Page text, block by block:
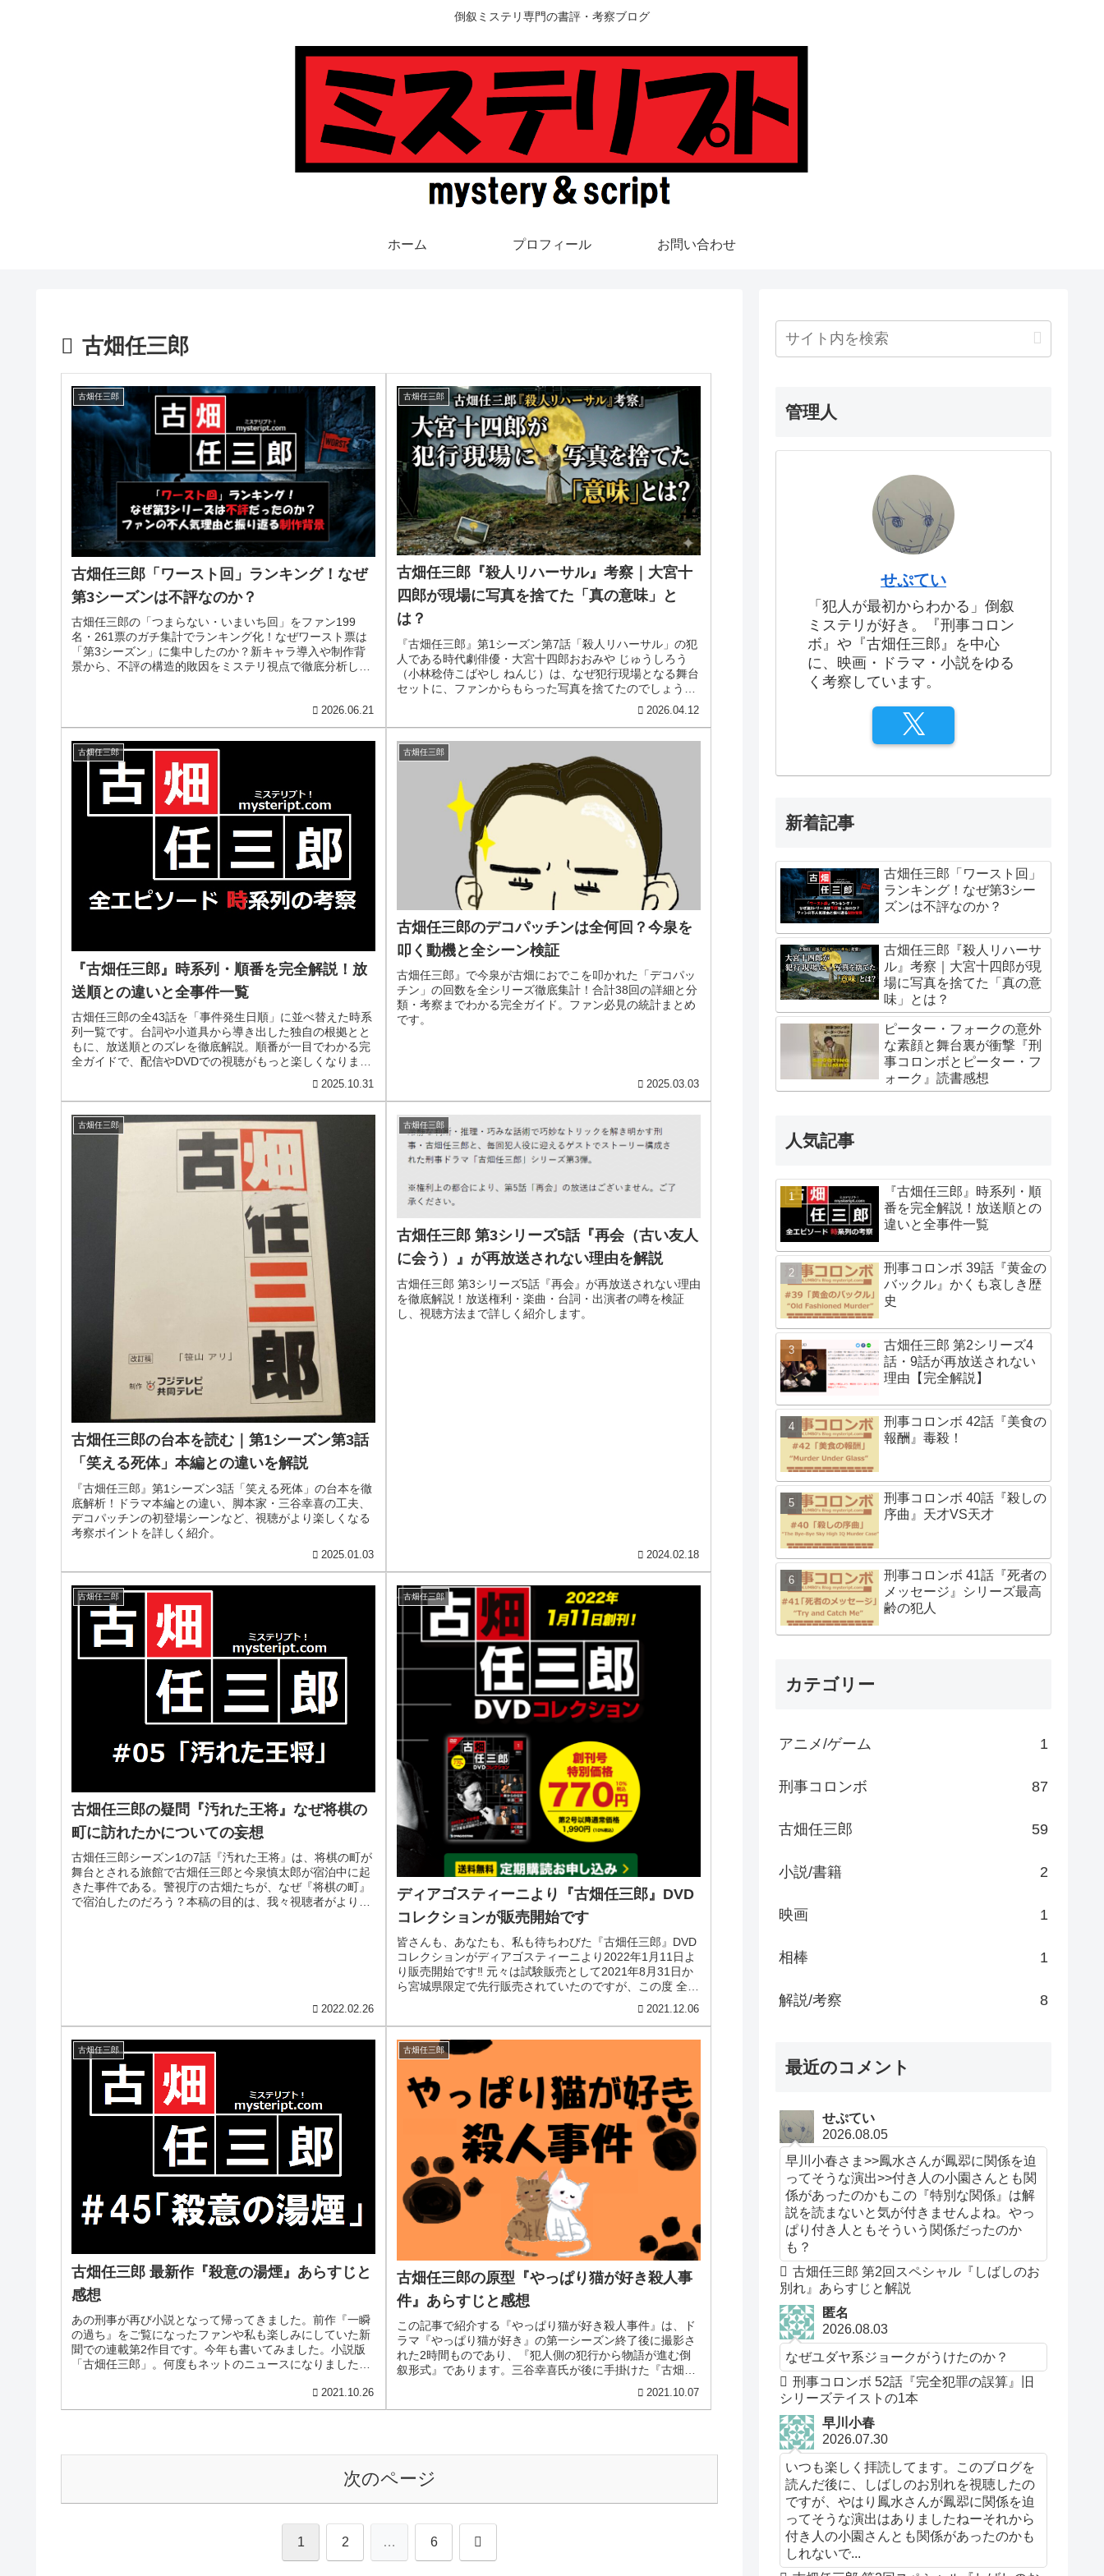
倒叙ミステリ専門の書評・考察ブログ
ホーム プロフィール お問い合わせ
古畑任三郎
古畑任三郎
古畑任三郎「ワースト回」ランキング！なぜ
第3シーズンは不評なのか？
古畑任三郎の「つまらない・いまいち回」をファン199
名・261票のガチ集計でランキング化！なぜワースト票は
「第3シーズン」に集中したのか？新キャラ導入や制作背
景から、不評の構造的敗因をミステリ視点で徹底分析しま
2026.06.21
古畑任三郎
古畑任三郎『殺人リハーサル』考察｜大宮十
四郎が現場に写真を捨てた「真の意味」と
は？
『古畑任三郎』第1シーズン第7話「殺人リハーサル」の犯
人である時代劇俳優・大宮十四郎おおみや じゅうしろう
（小林稔侍こばやし ねんじ）は、なぜ犯行現場となる舞台
セットに、ファンからもらった写真を捨てたのでしょう
2026.04.12
古畑任三郎
『古畑任三郎』時系列・順番を完全解説！放
送順との違いと全事件一覧
古畑任三郎の全43話を「事件発生日順」に並べ替えた時系
列一覧です。台詞や小道具から導き出した独自の根拠とと
もに、放送順とのズレを徹底解説。順番が一目でわかる完
全ガイドで、配信やDVDでの視聴がもっと楽しくなりま
2025.10.31
古畑任三郎
古畑任三郎のデコパッチンは全何回？今泉を
叩く動機と全シーン検証
古畑任三郎』で今泉が古畑におでこを叩かれた「デコパッ
チン」の回数を全シリーズ徹底集計！合計38回の詳細と分
類・考察までわかる完全ガイド。ファン必見の統計まとめ
です。
2025.03.03
古畑任三郎
古畑任三郎の台本を読む｜第1シーズン第3話
「笑える死体」本編との違いを解説
『古畑任三郎』第1シーズン3話「笑える死体」の台本を徹
底解析！ドラマ本編との違い、脚本家・三谷幸喜の工夫、
デコパッチンの初登場シーンなど、視聴がより楽しくなる
考察ポイントを詳しく紹介。
2025.01.03
古畑任三郎
古畑任三郎 第3シリーズ5話『再会（古い友人
に会う）』が再放送されない理由を解説
古畑任三郎 第3シリーズ5話『再会』が再放送されない理由
を徹底解説！放送権利・楽曲・台詞・出演者の噂を検証
し、視聴方法まで詳しく紹介します。
2024.02.18
古畑任三郎
古畑任三郎の疑問『汚れた王将』なぜ将棋の
町に訪れたかについての妄想
古畑任三郎シーズン1の7話『汚れた王将』は、将棋の町が
舞台とされる旅館で古畑任三郎と今泉慎太郎が宿泊中に起
きた事件である。警視庁の古畑たちが、なぜ『将棋の町』
で宿泊したのだろう？本稿の目的は、我々視聴者がより妄
2022.02.26
古畑任三郎
ディアゴスティーニより『古畑任三郎』DVD
コレクションが販売開始です
皆さんも、あなたも、私も待ちわびた『古畑任三郎』DVD
コレクションがディアゴスティーニより2022年1月11日よ
り販売開始です‼ 元々は試験販売として2021年8月31日か
ら宮城県限定で先行販売されていたのですが、この度 全国
2021.12.06
古畑任三郎
古畑任三郎 最新作『殺意の湯煙』あらすじと
感想
あの刑事が再び小説となって帰ってきました。前作『一瞬
の過ち』をご覧になったファンや私も楽しみにしていた新
聞での連載第2作目です。今年も書いてみました。小説版
「古畑任三郎」。何度もネットのニュースになりました
2021.10.26
古畑任三郎
古畑任三郎の原型『やっぱり猫が好き殺人事
件』あらすじと感想
この記事で紹介する『やっぱり猫が好き殺人事件』は、ド
ラマ『やっぱり猫が好き』の第一シーズン終了後に撮影さ
れた2時間ものであり、『犯人側の犯行から物語が進む倒
叙形式』であります。三谷幸喜氏が後に手掛けた『古畑任
2021.10.07
次のページ
1 2 … 6 次
管理人
せぷてい
「犯人が最初からわかる」倒叙
ミステリが好き。『刑事コロン
ボ』や『古畑任三郎』を中心
に、映画・ドラマ・小説をゆる
く考察しています。
新着記事
古畑任三郎「ワースト回」
ランキング！なぜ第3シー
ズンは不評なのか？
古畑任三郎『殺人リハーサ
ル』考察｜大宮十四郎が現
場に写真を捨てた「真の意
味」とは？
ピーター・フォークの意外
な素顔と舞台裏が衝撃『刑
事コロンボとピーター・フ
ォーク』読書感想
人気記事
『古畑任三郎』時系列・順
番を完全解説！放送順との
違いと全事件一覧
刑事コロンボ 39話『黄金の
バックル』かくも哀しき歴
史
古畑任三郎 第2シリーズ4
話・9話が再放送されない
理由【完全解説】
刑事コロンボ 42話『美食の
報酬』毒殺！
刑事コロンボ 40話『殺しの
序曲』天才VS天才
刑事コロンボ 41話『死者の
メッセージ』シリーズ最高
齢の犯人
カテゴリー
アニメ/ゲーム 1
刑事コロンボ 87
古畑任三郎 59
小説/書籍 2
映画 1
相棒 1
解説/考察 8
最近のコメント
せぷてい
2026.08.05
早川小春さま>>鳳水さんが鳳翆に関係を迫
ってそうな演出>>付き人の小園さんとも関
係があったのかもこの『特別な関係』は解
説を読まないと気が付きませんよね。やっ
ぱり付き人ともそういう関係だったのか
も？
古畑任三郎 第2回スペシャル『しばしのお
別れ』あらすじと解説
匿名
2026.08.03
なぜユダヤ系ジョークがうけたのか？
刑事コロンボ 52話『完全犯罪の誤算』旧
シリーズテイストの1本
早川小春
2026.07.30
いつも楽しく拝読してます。このブログを
読んだ後に、しばしのお別れを視聴したの
ですが、やはり鳳水さんが鳳翆に関係を迫
ってそうな演出はありましたねーそれから
付き人の小園さんとも関係があったのかも
しれないで...